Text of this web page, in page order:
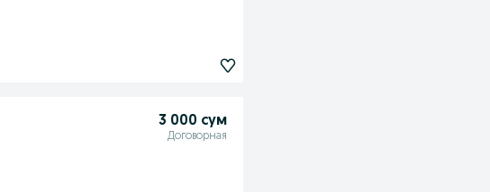
3 000 сум
Договорная